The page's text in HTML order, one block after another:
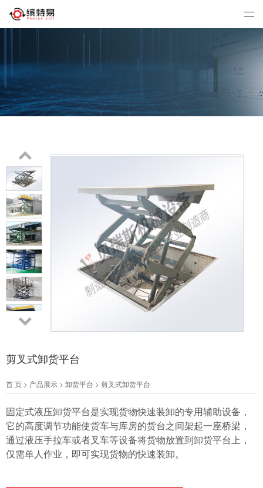
剪叉式卸货平台
首 页 > 产品展示 > 卸货平台 > 剪叉式卸货平台
固定式液压卸货平台是实现货物快速装卸的专用辅助设备，
它的高度调节功能使货车与库房的货台之间架起一座桥梁，
通过液压手拉车或者叉车等设备将货物放置到卸货平台上，
仅需单人作业，即可实现货物的快速装卸。